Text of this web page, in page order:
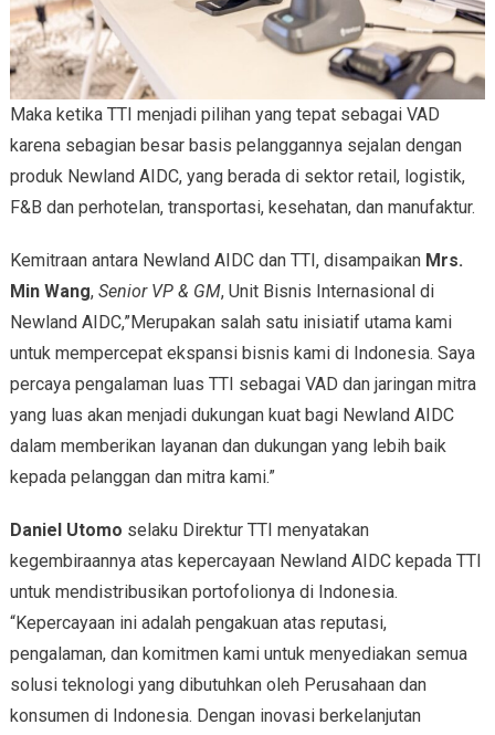
Maka ketika TTI menjadi pilihan yang tepat sebagai VAD
karena sebagian besar basis pelanggannya sejalan dengan
produk Newland AIDC, yang berada di sektor retail, logistik,
F&B dan perhotelan, transportasi, kesehatan, dan manufaktur.
Kemitraan antara Newland AIDC dan TTI, disampaikan Mrs.
Min Wang, Senior VP & GM, Unit Bisnis Internasional di
Newland AIDC,”Merupakan salah satu inisiatif utama kami
untuk mempercepat ekspansi bisnis kami di Indonesia. Saya
percaya pengalaman luas TTI sebagai VAD dan jaringan mitra
yang luas akan menjadi dukungan kuat bagi Newland AIDC
dalam memberikan layanan dan dukungan yang lebih baik
kepada pelanggan dan mitra kami.”
Daniel Utomo selaku Direktur TTI menyatakan
kegembiraannya atas kepercayaan Newland AIDC kepada TTI
untuk mendistribusikan portofolionya di Indonesia.
“Kepercayaan ini adalah pengakuan atas reputasi,
pengalaman, dan komitmen kami untuk menyediakan semua
solusi teknologi yang dibutuhkan oleh Perusahaan dan
konsumen di Indonesia. Dengan inovasi berkelanjutan